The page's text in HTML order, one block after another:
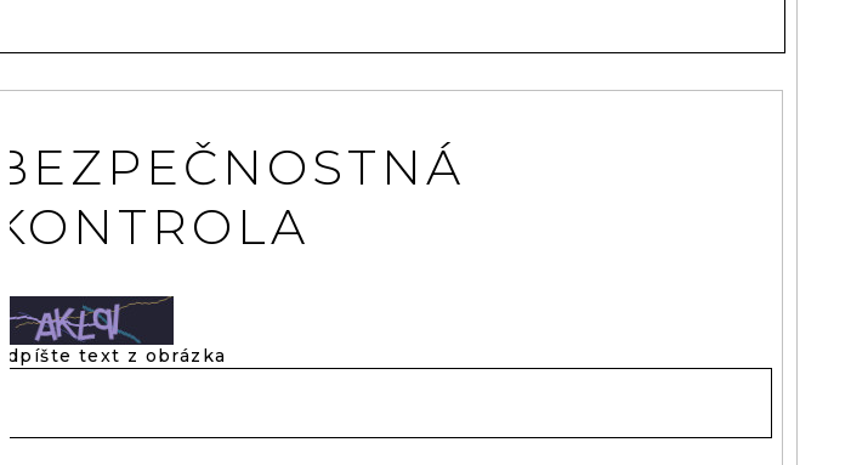
BEZPEČNOSTNÁ
KONTROLA
Odpíšte text z obrázka